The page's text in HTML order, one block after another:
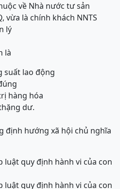
về Nhà nước tư sản
vừa là chính khách NNTS
lý
là
suất lao động
hàng hóa
dư.
định hướng xã hội chủ nghĩa
luật quy định hành vi của con
luật quy định hành vi của con